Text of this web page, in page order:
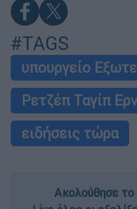
#TAGS
υπουργείο
Ρετζέπ Ταγίπ
ειδήσεις τώρα
Ακολούθησε